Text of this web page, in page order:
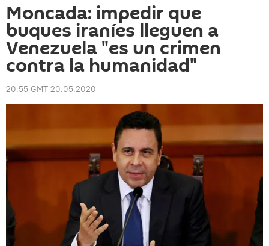
Moncada: impedir que
buques iraníes lleguen a
Venezuela "es un crimen
contra la humanidad"
20:55 GMT 20.05.2020